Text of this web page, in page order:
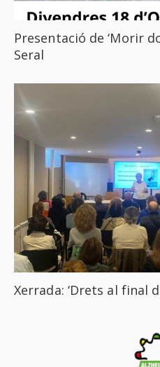
Presentació de ‘Morir
Seral
Xerrada: ‘Drets al final